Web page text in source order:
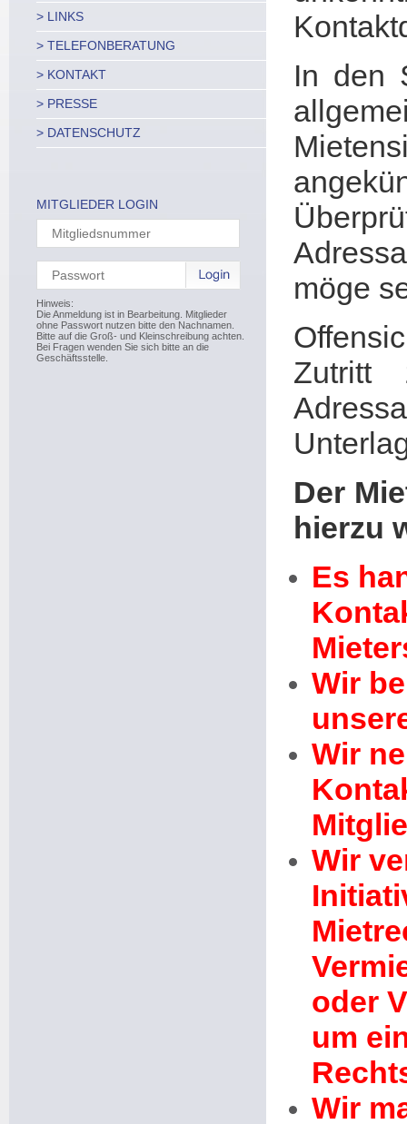
> LINKS
> TELEFONBERATUNG
> KONTAKT
> PRESSE
> DATENSCHUTZ
MITGLIEDER LOGIN
Hinweis:
Die Anmeldung ist in Bearbeitung. Mitglieder
ohne Passwort nutzen bitte den Nachnamen.
Bitte auf die Groß- und Kleinschreibung achten.
Bei Fragen wenden Sie sich bitte an die
Geschäftsstelle.
In den
möge
Zutritt
Der
hierzu
Es
Wir
Wir
Wir
oder
um
Wir